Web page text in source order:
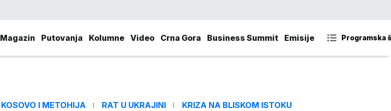
Magazin Putovanja Kolumne Video Crna Gora Business Summit Emisije Programska
KOSOVO I METOHIJA RAT U UKRAJINI KRIZA NA BLISKOM ISTOKU